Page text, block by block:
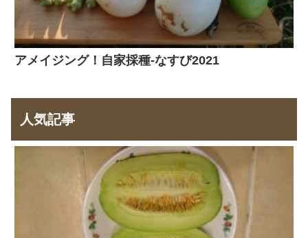
アメイジング！自家採種-なすび2021
人気記事